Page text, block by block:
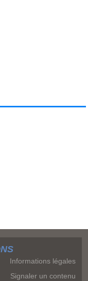
Informations légales
Signaler un contenu